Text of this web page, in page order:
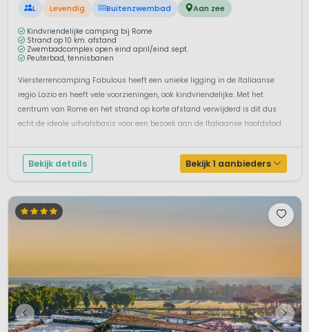
L Levendig Buitenzwembad Aan zee
Kindvriendelijke camping bij Rome
Strand op 10 km. afstand
Zwembadcomplex open eind april/eind sept.
Peuterbad, tennisbanen
Viersterrencamping Fabulous heeft een unieke ligging in de Italiaanse
regio Lazio en heeft vele voorzieningen, ook kindvriendelijke. Met het
centrum van Rome en het strand op korte afstand verwijderd is dit dus
echt de ideale uitvalsbasis voor een bezoek aan de Italiaanse hoofdstad
Bekijk details Bekijk 1 aanbieders